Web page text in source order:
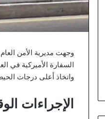
وجهت مديرية الأمن
السفارة الأميركية في
واتخاذ أعلى درجات
الإجراءات